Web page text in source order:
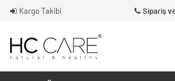
Kargo Takibi Sipariş